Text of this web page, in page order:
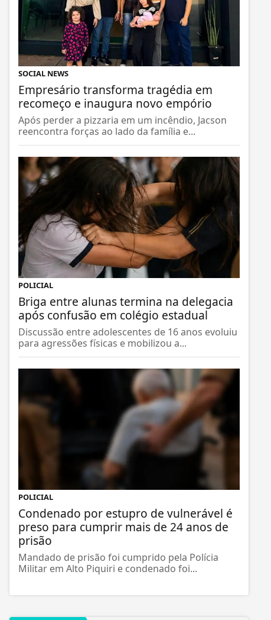
SOCIAL NEWS
Empresário transforma tragédia em
recomeço e inaugura novo empório
Após perder a pizzaria em um incêndio, Jacson
reencontra forças ao lado da família e...
POLICIAL
Briga entre alunas termina na delegacia
após confusão em colégio estadual
Discussão entre adolescentes de 16 anos evoluiu
para agressões físicas e mobilizou a...
POLICIAL
Condenado por estupro de vulnerável é
preso para cumprir mais de 24 anos de
prisão
Mandado de prisão foi cumprido pela Polícia
Militar em Alto Piquiri e condenado foi...